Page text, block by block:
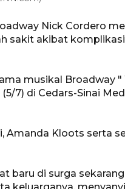
Nick Cordero
sakit akibat
musikal Broadway
7) di Cedars-Sinai
Amanda Kloots serta
baru di surga
keluarganya,